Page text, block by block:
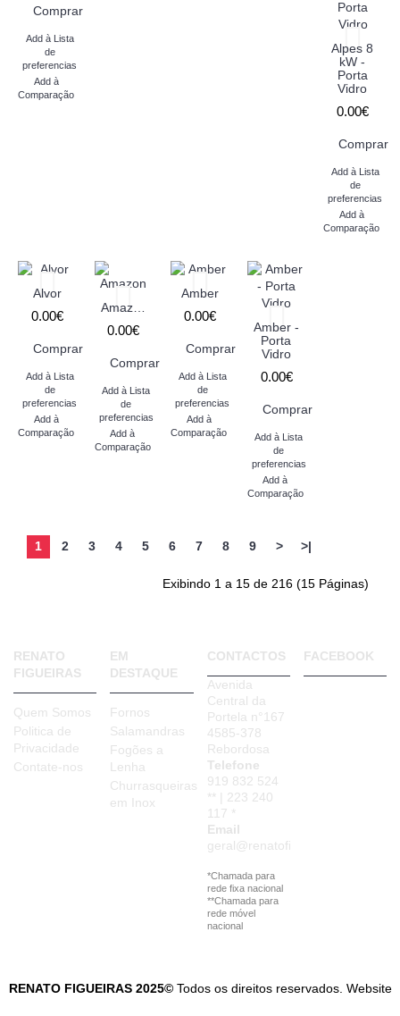
Comprar
Add à Lista
de
preferencias
Add à
Comparação
Alpes 8
kW -
Porta
Vidro
0.00€
Comprar
Add à Lista
de
preferencias
Add à
Comparação
Alvor
0.00€
Comprar
Add à Lista
de
preferencias
Add à
Comparação
Amazon
0.00€
Comprar
Add à Lista
de
preferencias
Add à
Comparação
Amber
0.00€
Comprar
Add à Lista
de
preferencias
Add à
Comparação
Amber -
Porta
Vidro
0.00€
Comprar
Add à Lista
de
preferencias
Add à
Comparação
1 2 3 4 5 6 7 8 9 > >|
Exibindo 1 a 15 de 216 (15 Páginas)
RENATO
FIGUEIRAS
Quem Somos
Politica de
Privacidade
Contate-nos
EM
DESTAQUE
Fornos
Salamandras
Fogões a
Lenha
Churrasqueiras
em Inox
CONTACTOS
Avenida
Central da
Portela n°167
4585-378
Rebordosa
Telefone
919 832 524
** | 223 240
117 *
Email
geral@renatofigueiras.com
*Chamada para
rede fixa nacional
**Chamada para
rede móvel
nacional
FACEBOOK
RENATO FIGUEIRAS 2025©Todos os direitos reservados. Website